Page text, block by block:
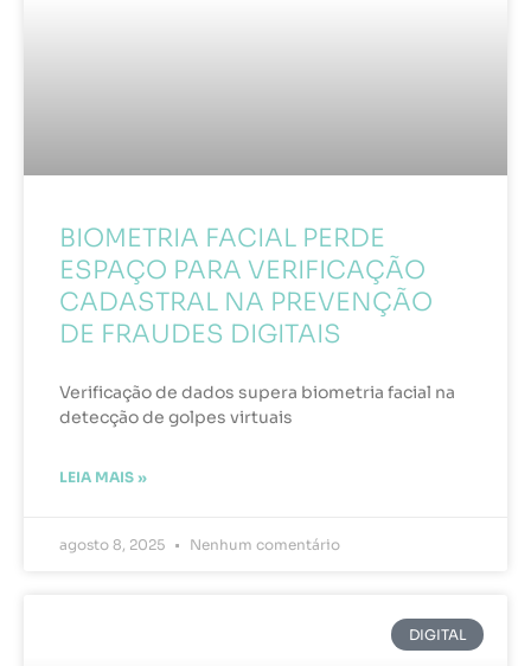
BIOMETRIA FACIAL PERDE
ESPAÇO PARA VERIFICAÇÃO
CADASTRAL NA PREVENÇÃO
DE FRAUDES DIGITAIS
Verificação de dados supera biometria facial na
detecção de golpes virtuais
LEIA MAIS »
agosto 8, 2025 Nenhum comentário
DIGITAL